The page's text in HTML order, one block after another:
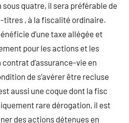
sous quatre, il sera préférable de
titres , à la fiscalité ordinaire.
d’une taxe allégée et
pour les actions et les
contrat d’assurance-vie en
de s’avérer être recluse
aussi une coque dont la fisc
rare dérogation, il est
des actions détenues en